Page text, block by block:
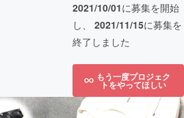
2021/10/01に募集を開始
し、 2021/11/15に募集を
終了しました
もう一度プロジェク
トをやってほしい